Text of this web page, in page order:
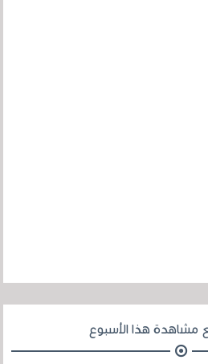
مشاهدة هذا الأسبوع